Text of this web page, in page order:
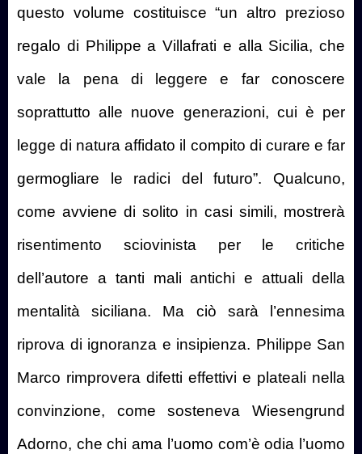
questo volume costituisce “un altro prezioso
regalo di Philippe a Villafrati e alla Sicilia, che
vale la pena di leggere e far conoscere
soprattutto alle nuove generazioni, cui è per
legge di natura affidato il compito di curare e far
germogliare le radici del futuro”. Qualcuno,
come avviene di solito in casi simili, mostrerà
risentimento sciovinista per le critiche
dell’autore a tanti mali antichi e attuali della
mentalità siciliana. Ma ciò sarà l’ennesima
riprova di ignoranza e insipienza. Philippe San
Marco rimprovera difetti effettivi e plateali nella
convinzione, come sosteneva Wiesengrund
Adorno, che chi ama l’uomo com’è odia l’uomo